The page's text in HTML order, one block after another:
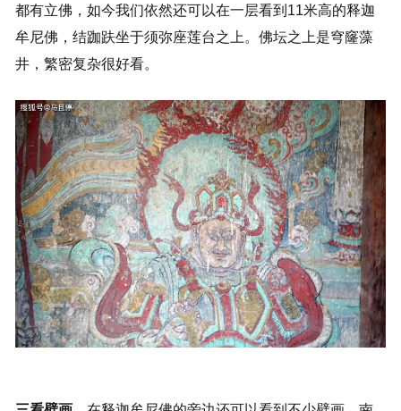
都有立佛，如今我们依然还可以在一层看到11米高的释迦
牟尼佛，结跏趺坐于须弥座莲台之上。佛坛之上是穹窿藻
井，繁密复杂很好看。